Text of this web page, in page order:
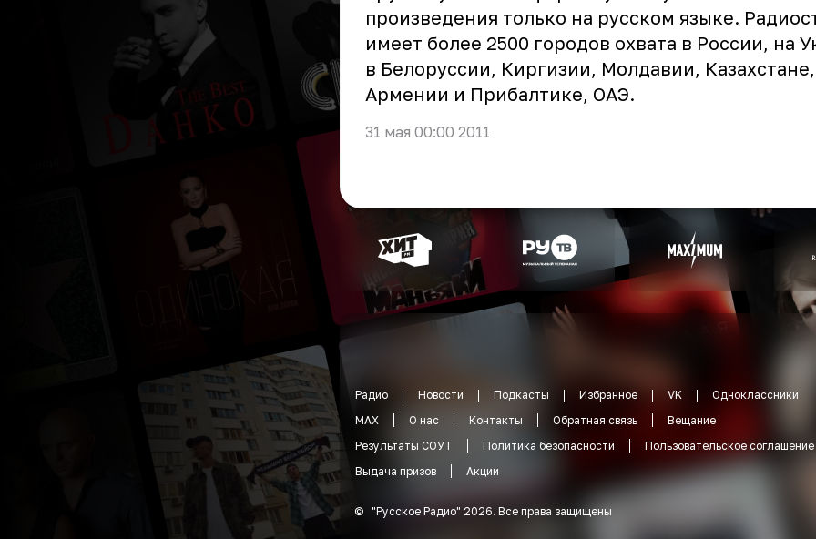
произведения только на русском языке.
имеет более 2500 городов охвата в России, на
в Белоруссии, Киргизии, Молдавии, Казахстане,
Армении и Прибалтике, ОАЭ.
31 мая 00:00 2011
Радио Новости Подкасты Избранное VK
Одноклассники
MAX
О нас Контакты Обратная связь
Вещание
Результаты СОУТ
Политика безопасности
Пользовательское соглашение
Выдача призов
Акции
© "Русское Радио" 2026. Все права защищены